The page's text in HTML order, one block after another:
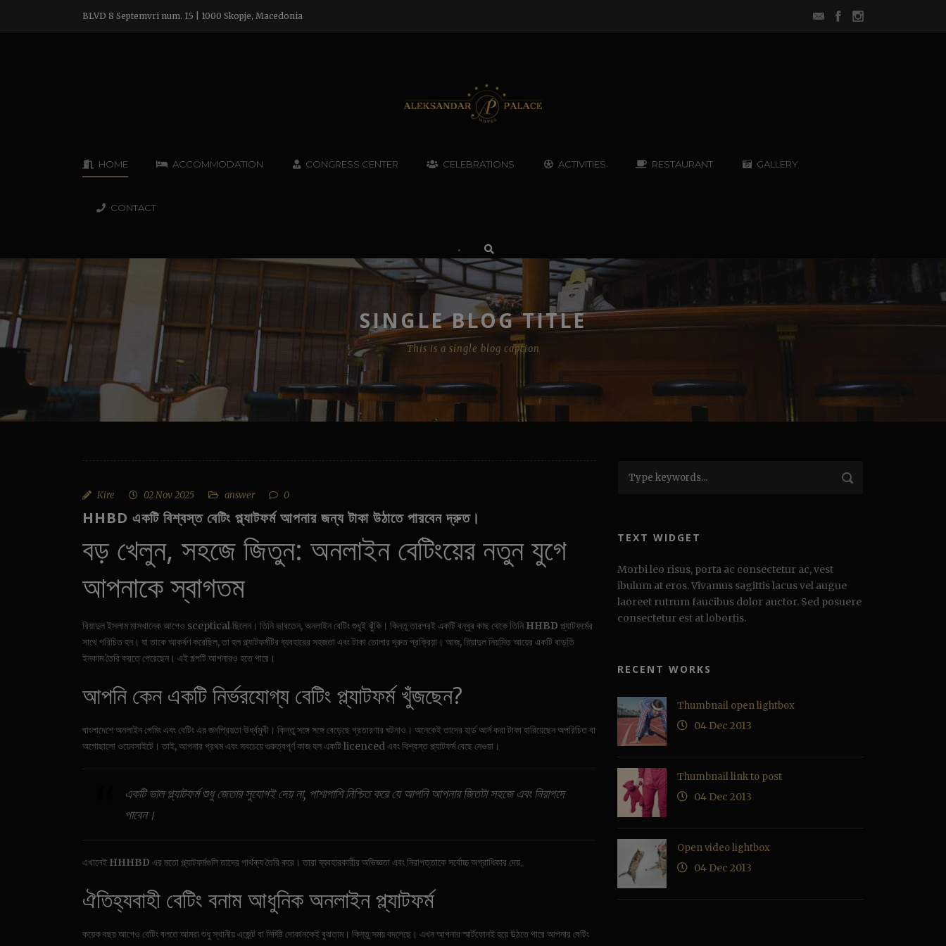
BLVD 8 Septemvri num. 15 | 1000 Skopje, Macedonia
HOME ACCOMMODATION CONGRESS CENTER CELEBRATIONS ACTIVITIES RESTAURANT GALLERY
CONTACT
•
SINGLE BLOG TITLE
This is a single blog caption
Kire 02 Nov 2025 answer 0
HHBD একটি বিশ্বস্ত বেটিং প্ল্যাটফর্ম আপনার জন্য টাকা উঠাতে পারবেন দ্রুত।
বড় খেলুন, সহজে জিতুন: অনলাইন বেটিংয়ের নতুন যুগে
আপনাকে স্বাগতম
রিয়াদুল ইসলাম মাসখানেক আগেও sceptical ছিলেন। তিনি ভাবতেন, অনলাইন বেটিং শুধুই ঝুঁকি। কিন্তু তারপরই একটি বন্ধুর কাছ থেকে তিনি HHBD প্ল্যাটফর্মের
সাথে পরিচিত হন। যা তাকে আকর্ষণ করেছিল, তা হল প্ল্যাটফর্মটির ব্যবহারের সহজতা এবং টাকা তোলার দ্রুত প্রক্রিয়া। আজ, রিয়াদুল নিয়মিত আয়ের একটি বাড়তি
ইনকাম তৈরি করতে পেরেছেন। এই গল্পটি আপনারও হতে পারে।
আপনি কেন একটি নির্ভরযোগ্য বেটিং প্ল্যাটফর্ম খুঁজছেন?
বাংলাদেশে অনলাইন গেমিং এবং বেটিং এর জনপ্রিয়তা উর্ধ্বমুখী। কিন্তু সঙ্গে সঙ্গে বেড়েছে প্রতারণার ঘটনাও। অনেকেই তাদের হার্ড আর্ন করা টাকা হারিয়েছেন অপরিচিত বা
অগোছালো ওয়েবসাইটে। তাই, আপনার প্রথম এবং সবচেয়ে গুরুত্বপূর্ণ কাজ হল একটি licenced এবং বিশ্বস্ত প্ল্যাটফর্ম বেছে নেওয়া।
একটি ভাল প্ল্যাটফর্ম শুধু জেতার সুযোগই দেয় না, পাশাপাশি নিশ্চিত করে যে আপনি আপনার জিতটা সহজে এবং নিরাপদে
পাবেন।
এখানেই HHHBD এর মতো প্ল্যাটফর্মগুলি তাদের পার্থক্য তৈরি করে। তারা ব্যবহারকারীর অভিজ্ঞতা এবং নিরাপত্তাকে সর্বোচ্চ অগ্রাধিকার দেয়。
ঐতিহ্যবাহী বেটিং বনাম আধুনিক অনলাইন প্ল্যাটফর্ম
কয়েক বছর আগেও বেটিং বলতে আমরা শুধু স্থানীয় এজেন্ট বা নির্দিষ্ট দোকানকেই বুঝতাম। কিন্তু সময় বদলেছে। এখন আপনার স্মার্টফোনই হয়ে উঠতে পারে আপনার বেটিং
TEXT WIDGET
Morbi leo risus, porta ac consectetur ac, vest
ibulum at eros. Vivamus sagittis lacus vel augue
laoreet rutrum faucibus dolor auctor. Sed posuere
consectetur est at lobortis.
RECENT WORKS
Thumbnail open lightbox
04 Dec 2013
Thumbnail link to post
04 Dec 2013
Open video lightbox
04 Dec 2013